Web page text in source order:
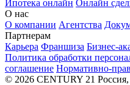
Ипотека онлайн Онлайн
О нас
О компании Агентства
Партнерам
Карьера Франшиза Бизнес-
Политика обработки
соглашение Нормативно-
© 2026 CENTURY 21